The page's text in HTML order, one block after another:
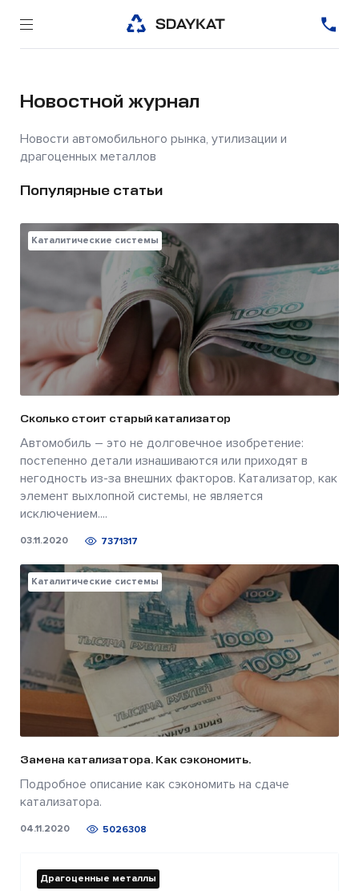
Новостной журнал
Новости автомобильного рынка, утилизации и
драгоценных металлов
Популярные статьи
Каталитические системы
Сколько стоит старый катализатор
Автомобиль – это не долговечное изобретение:
постепенно детали изнашиваются или приходят в
негодность из-за внешних факторов. Катализатор, как
элемент выхлопной системы, не является
исключением....
03.11.2020 7371317
Каталитические системы
Замена катализатора. Как сэкономить.
Подробное описание как сэкономить на сдаче
катализатора.
04.11.2020 5026308
Драгоценные металлы